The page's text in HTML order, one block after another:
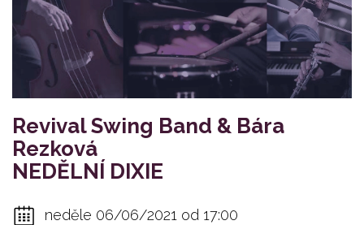
Revival Swing Band & Bára
Rezková
NEDĚLNÍ DIXIE
neděle 06/06/2021 od 17:00